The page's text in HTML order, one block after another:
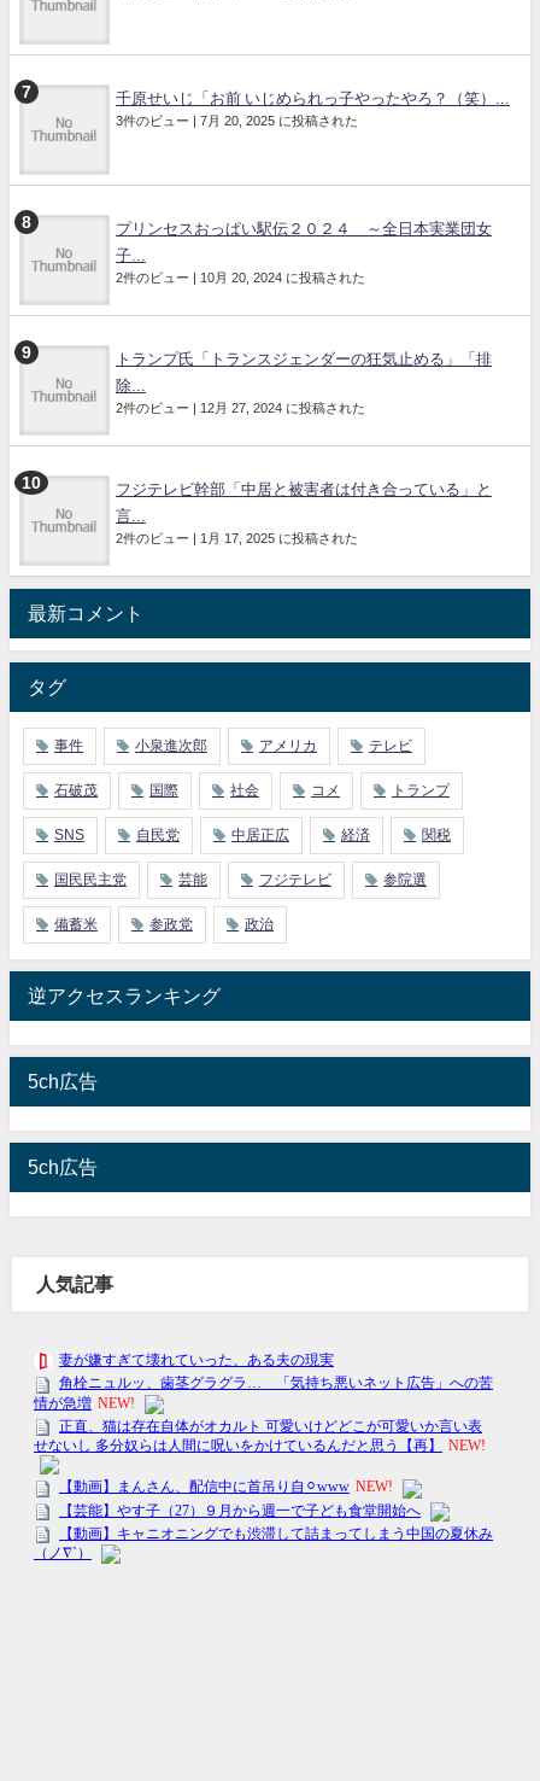
千原せいじ「お前 いじめられっ子やったやろ？（笑）...
3件のビュー | 7月 20, 2025 に投稿された
プリンセスおっぱい駅伝２０２４ ～全日本実業団女
子...
2件のビュー | 10月 20, 2024 に投稿された
トランプ氏「トランスジェンダーの狂気止める」「排
除...
2件のビュー | 12月 27, 2024 に投稿された
フジテレビ幹部「中居と被害者は付き合っている」と
言...
2件のビュー | 1月 17, 2025 に投稿された
最新コメント
タグ
事件 小泉進次郎 アメリカ テレビ
石破茂 国際 社会 コメ トランプ
SNS 自民党 中居正広 経済 関税
国民民主党 芸能 フジテレビ 参院選
備蓄米 参政党 政治
逆アクセスランキング
5ch広告
5ch広告
人気記事